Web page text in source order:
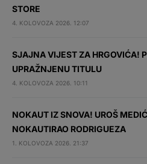
STORE
4. KOLOVOZA 2026. 12:07
SJAJNA VIJEST ZA HRGOVIĆA!
UPRAŽNJENU TITULU
4. KOLOVOZA 2026. 10:11
NOKAUT IZ SNOVA! UROŠ
NOKAUTIRAO RODRIGUEZA
1. KOLOVOZA 2026. 21:37